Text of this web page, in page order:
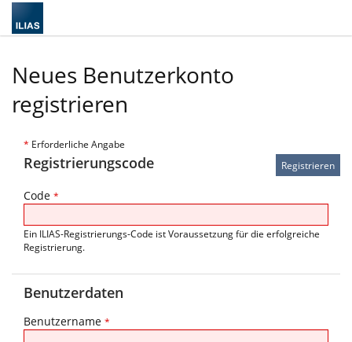
Neues Benutzerkonto
registrieren
* Erforderliche Angabe
Registrierungscode
Code *
Ein ILIAS-Registrierungs-Code ist Voraussetzung für die erfolgreiche
Registrierung.
Benutzerdaten
Benutzername *